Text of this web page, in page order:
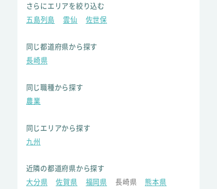
さらにエリアを絞り込む
五島列島
雲仙 佐世保
同じ都道府県から探す
長崎県
同じ職種から探す
農業
同じエリアから探す
九州
近隣の都道府県から探す
大分県
佐賀県 福岡県 長崎県
熊本県